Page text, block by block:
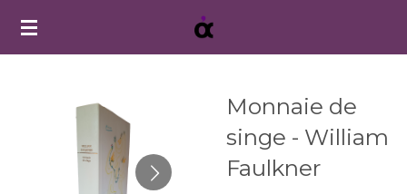
Passer
Monnaie de
singe - William
Faulkner